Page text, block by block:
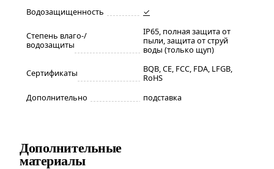
Водозащищенность
✓
Степень влаго-/
водозащиты
IP65, полная защита от
пыли, защита от струй
воды (только щуп)
Сертификаты
BQB, CE, FCC, FDA, LFGB,
RoHS
Дополнительно
подставка
Дополнительные
материалы